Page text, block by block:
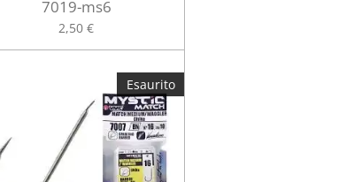
7019-ms6
2,50 €
Esaurito